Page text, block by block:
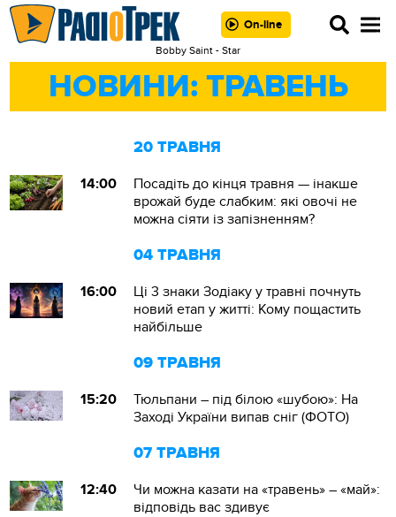
On-line
Bobby Saint - Star
НОВИНИ: ТРАВЕНЬ
20 ТРАВНЯ
14:00
Посадіть до кінця травня — інакше
врожай буде слабким: які овочі не
можна сіяти із запізненням?
04 ТРАВНЯ
16:00
Ці 3 знаки Зодіаку у травні почнуть
новий етап у житті: Кому пощастить
найбільше
09 ТРАВНЯ
15:20
Тюльпани – під білою «шубою»: На
Заході України випав сніг (ФОТО)
07 ТРАВНЯ
12:40
Чи можна казати на «травень» – «май»:
відповідь вас здивує